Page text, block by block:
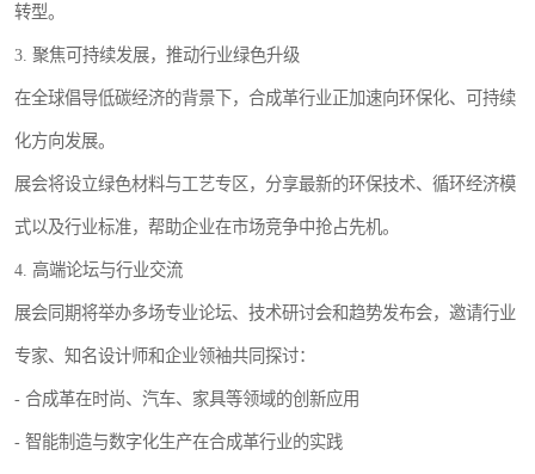
转型。
3. 聚焦可持续发展，推动行业绿色升级
在全球倡导低碳经济的背景下，合成革行业正加速向环保化、可持续
化方向发展。
展会将设立绿色材料与工艺专区，分享最新的环保技术、循环经济模
式以及行业标准，帮助企业在市场竞争中抢占先机。
4. 高端论坛与行业交流
展会同期将举办多场专业论坛、技术研讨会和趋势发布会，邀请行业
专家、知名设计师和企业领袖共同探讨：
- 合成革在时尚、汽车、家具等领域的创新应用
- 智能制造与数字化生产在合成革行业的实践